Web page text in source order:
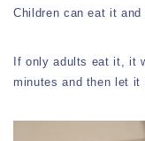
Children can eat it
If only adults eat it, it
minutes and then let it